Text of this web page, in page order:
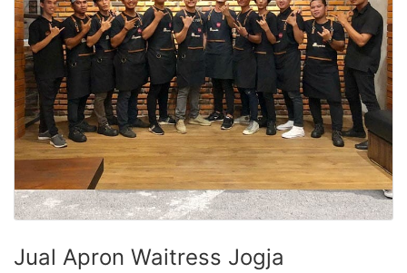
Jual Apron Waitress Jogja